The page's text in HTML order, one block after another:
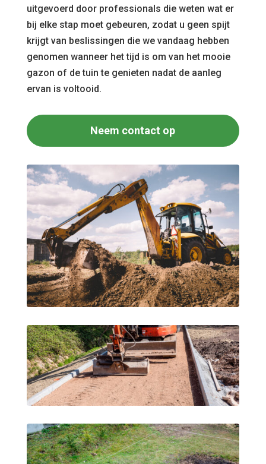
uitgevoerd door professionals die weten wat er
bij elke stap moet gebeuren, zodat u geen spijt
krijgt van beslissingen die we vandaag hebben
genomen wanneer het tijd is om van het mooie
gazon of de tuin te genieten nadat de aanleg
ervan is voltooid.
Neem contact op